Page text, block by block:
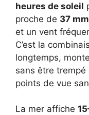
heures de soleil
proche de 37 mm
et un vent
C’est la
longtemps,
sans être trempé
points de vue
La mer affiche